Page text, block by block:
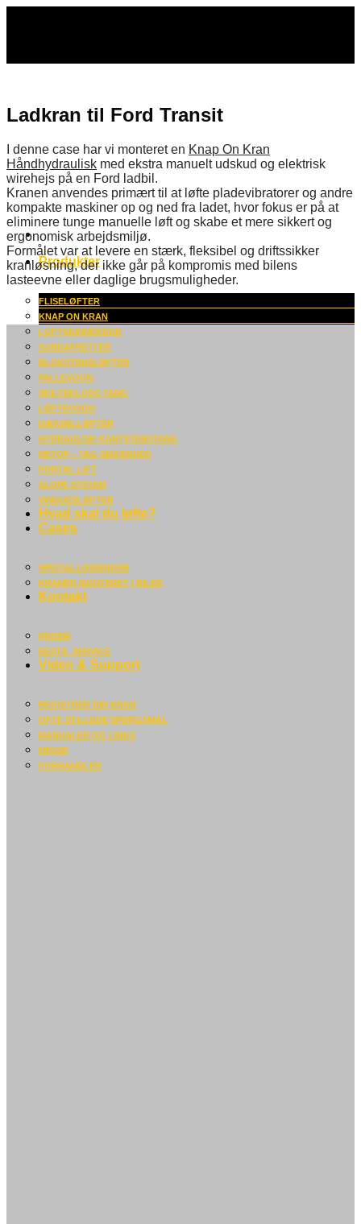
Produkter
FLISELØFTER
KNAP ON KRAN
LOFTSKINNEKRAN
SANDAFRETTER
BLOKSTENSLØFTER
PALLEVOGN
SKILTEKLODS TANG
LØFTEVOGN
DÆKSELLØFTER
HYDRAULISK KANTSTENSTANG
NETOP – TAG SIKKERHED
PORTAL LIFT
SLOPE SYSTEM
VINDUESLØFTER
Hvad skal du løfte?
Cases
SPECIALLØSNINGER
KRANER MONTERET I BILER
Kontakt
PRISER
BESTIL SERVICE
Viden & Support
REGISTRER DIN KRAN
OFTE STILLEDE SPØRGSMÅL
MANUALER OG LINKS
MESSE
FORHANDLER
Ladkran til Ford Transit
I denne case har vi monteret en Knap On Kran
Håndhydraulisk med ekstra manuelt udskud og elektrisk
wirehejs på en Ford ladbil.
Kranen anvendes primært til at løfte pladevibratorer og andre
kompakte maskiner op og ned fra ladet, hvor fokus er på at
eliminere tunge manuelle løft og skabe et mere sikkert og
ergonomisk arbejdsmiljø.
Formålet var at levere en stærk, fleksibel og driftssikker
kranløsning, der ikke går på kompromis med bilens
lasteevne eller daglige brugsmuligheder.